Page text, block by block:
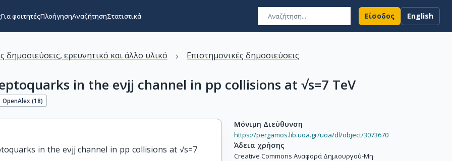
Για φοιτητέςΠλοήγησηΑναζήτησηΣτατιστικά Είσοδος English
δημοσιεύσεις, ερευνητικό και άλλο υλικό › Επιστημονικές δημοσιεύσεις
in the eνjj channel in pp collisions at √s=7 TeV
OpenAlex (18)
in the eνjj channel in pp collisions at √s=7
Μόνιμη Διεύθυνση
https://pergamos.lib.uoa.gr/uoa/dl/object/3073670
Άδεια χρήσης
Creative Commons Αναφορά Δημιουργού-Μη